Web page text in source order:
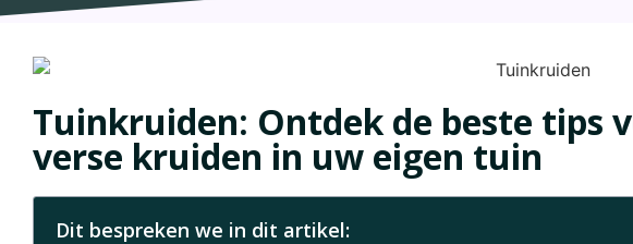
Tuinkruiden: Ontdek de beste tips
verse kruiden in uw eigen tuin
Dit bespreken we in dit artikel: